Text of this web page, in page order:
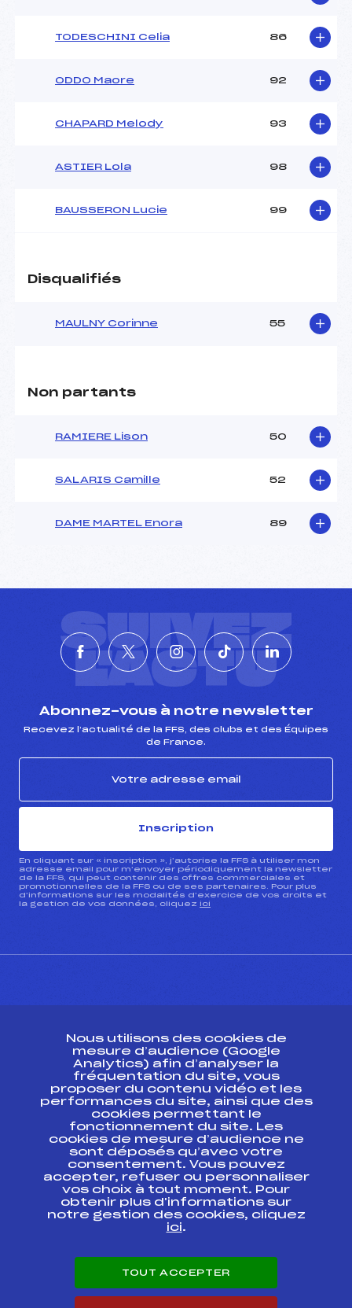
TODESCHINI Celia 86
ODDO Maore 92
CHAPARD Melody 93
ASTIER Lola 98
BAUSSERON Lucie 99
Disqualifiés
MAULNY Corinne 55
Non partants
RAMIERE Lison 50
SALARIS Camille 52
DAME MARTEL Enora 89
SUIVEZ
L'ACTU
Abonnez-vous à notre newsletter
Recevez l’actualité de la FFS, des clubs et des Équipes
de France.
Inscription
En cliquant sur « inscription », j’autorise la FFS à utiliser mon
adresse email pour m’envoyer périodiquement la newsletter
de la FFS, qui peut contenir des offres commerciales et
promotionnelles de la FFS ou de ses partenaires. Pour plus
d’informations sur les modalités d’exercice de vos droits et
la gestion de vos données, cliquez ici
Ressources
Pass’Neige
Projet sportif fédéral
Projet de performance fédéral
Antidopage
Pôle Développement, Formation, Suivi
Scientifique
Listes ministérielles
Pôle vie de l’athlète
Enseignement professionnel
Carrières
Nous utilisons des cookies de
mesure d’audience (Google
Analytics) afin d’analyser la
fréquentation du site, vous
proposer du contenu vidéo et les
performances du site, ainsi que des
cookies permettant le
fonctionnement du site. Les
cookies de mesure d’audience ne
sont déposés qu’avec votre
consentement. Vous pouvez
accepter, refuser ou personnaliser
vos choix à tout moment. Pour
obtenir plus d'informations sur
notre gestion des cookies, cliquez
ici.
TOUT ACCEPTER